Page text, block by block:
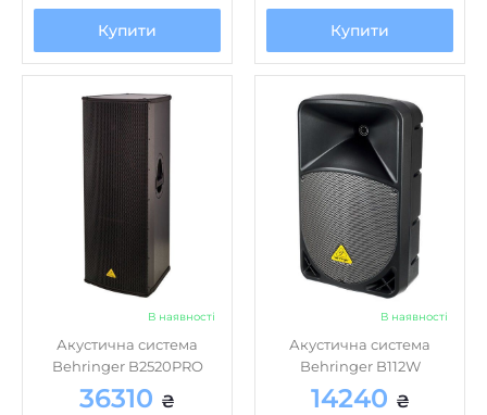
Купити Купити
В наявності
Акустична система
Behringer B2520PRO
36310 ₴
В наявності
Акустична система
Behringer B112W
14240 ₴